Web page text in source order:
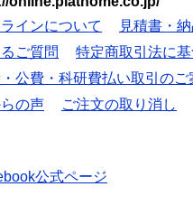
インについて
見積書・
ご質問
特定商取引法に
公費・科研費払い取引のご
の声 ご注文の取り消し
公式ページ